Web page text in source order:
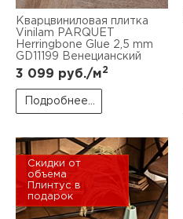
Кварцвиниловая плитка
Vinilam PARQUET
Herringbone Glue 2,5 mm
GD11199 Венецианский
3 099 руб./м2
Подробнее...
Скидки от
объема
Плинтус в
подарок